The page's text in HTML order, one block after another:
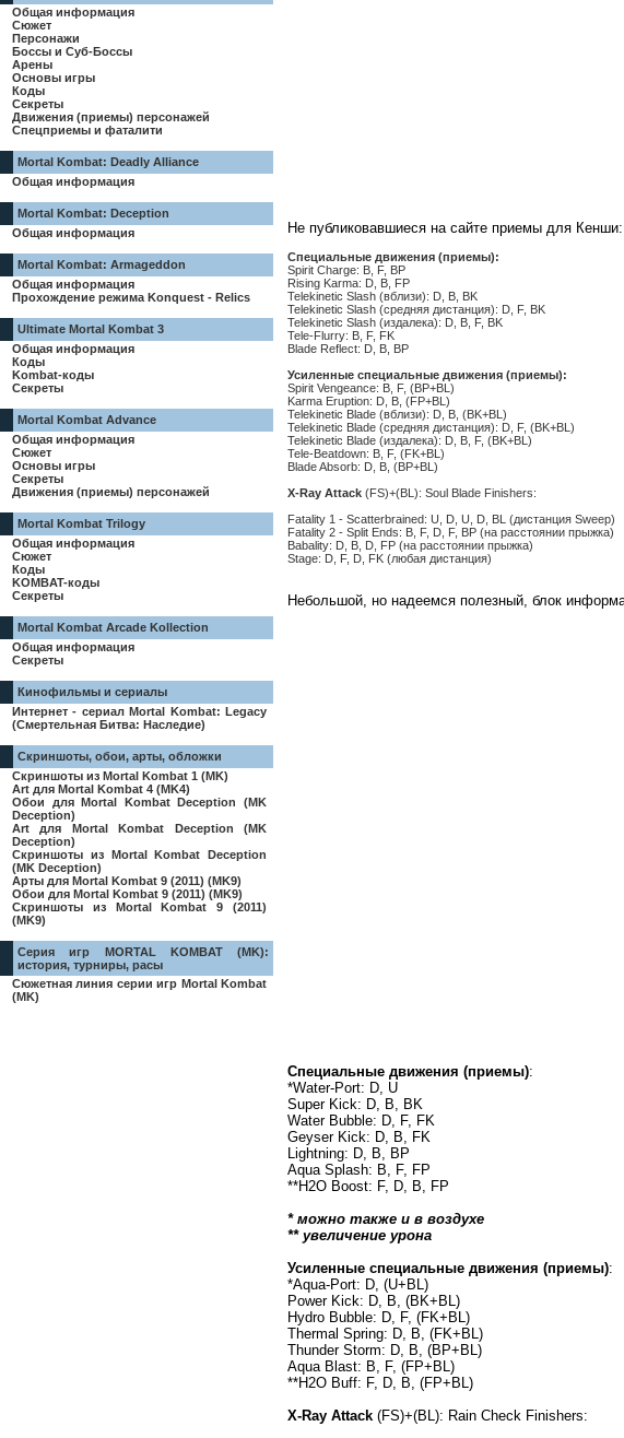
Общая информация
Сюжет
Персонажи
Боссы и Суб-Боссы
Арены
Основы игры
Коды
Секреты
Движения (приемы) персонажей
Спецприемы и фаталити
Mortal Kombat: Deadly Alliance
Общая информация
Mortal Kombat: Deception
Общая информация
Mortal Kombat: Armageddon
Общая информация
Прохождение режима Konquest - Relics
Ultimate Mortal Kombat 3
Общая информация
Коды
Kombat-коды
Секреты
Mortal Kombat Advance
Общая информация
Сюжет
Основы игры
Секреты
Движения (приемы) персонажей
Mortal Kombat Trilogy
Общая информация
Сюжет
Коды
KOMBAT-коды
Секреты
Mortal Kombat Arcade Kollection
Общая информация
Секреты
Кинофильмы и сериалы
Интернет - сериал Mortal Kombat: Legacy
(Смертельная Битва: Наследие)
Скриншоты, обои, арты, обложки
Скриншоты из Mortal Kombat 1 (MK)
Art для Mortal Kombat 4 (MK4)
Обои для Mortal Kombat Deception (MK
Deception)
Art для Mortal Kombat Deception (MK
Deception)
Скриншоты из Mortal Kombat Deception
(MK Deception)
Арты для Mortal Kombat 9 (2011) (MK9)
Обои для Mortal Kombat 9 (2011) (MK9)
Скриншоты из Mortal Kombat 9 (2011)
(MK9)
Серия игр MORTAL KOMBAT (MK):
история, турниры, расы
Сюжетная линия серии игр Mortal Kombat
(MK)
Не публиковавшиеся на сайте приемы для Кенши:
Специальные движения (приемы):
Spirit Charge: B, F, BP
Rising Karma: D, B, FP
Telekinetic Slash (вблизи): D, B, BK
Telekinetic Slash (средняя дистанция): D, F, BK
Telekinetic Slash (издалека): D, B, F, BK
Tele-Flurry: B, F, FK
Blade Reflect: D, B, BP
Усиленные специальные движения (приемы):
Spirit Vengeance: B, F, (BP+BL)
Karma Eruption: D, B, (FP+BL)
Telekinetic Blade (вблизи): D, B, (BK+BL)
Telekinetic Blade (средняя дистанция): D, F, (BK+BL)
Telekinetic Blade (издалека): D, B, F, (BK+BL)
Tele-Beatdown: B, F, (FK+BL)
Blade Absorb: D, B, (BP+BL)
X-Ray Attack (FS)+(BL): Soul Blade Finishers:
Fatality 1 - Scatterbrained: U, D, U, D, BL (дистанция Sweep)
Fatality 2 - Split Ends: B, F, D, F, BP (на расстоянии прыжка)
Babality: D, B, D, FP (на расстоянии прыжка)
Stage: D, F, D, FK (любая дистанция)
Небольшой, но надеемся полезный, блок
Специальные движения (приемы):
*Water-Port: D, U
Super Kick: D, B, BK
Water Bubble: D, F, FK
Geyser Kick: D, B, FK
Lightning: D, B, BP
Aqua Splash: B, F, FP
**H2O Boost: F, D, B, FP
* можно также и в воздухе
** увеличение урона
Усиленные специальные движения (приемы):
*Aqua-Port: D, (U+BL)
Power Kick: D, B, (BK+BL)
Hydro Bubble: D, F, (FK+BL)
Thermal Spring: D, B, (FK+BL)
Thunder Storm: D, B, (BP+BL)
Aqua Blast: B, F, (FP+BL)
**H2O Buff: F, D, B, (FP+BL)
X-Ray Attack (FS)+(BL): Rain Check Finishers: